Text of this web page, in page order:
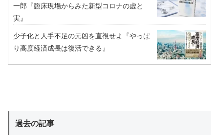
一郎『臨床現場からみた新型コロナの虚と
実』
少子化と人手不足の元凶を直視せよ『やっぱ
り高度経済成長は復活できる』
過去の記事